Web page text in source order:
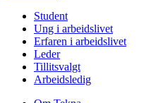
Student
Ung i arbeidslivet
Erfaren i arbeidslivet
Leder
Tillitsvalgt
Arbeidsledig